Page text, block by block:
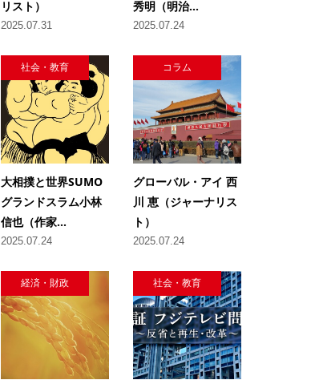
リスト）
2025.07.31
秀明（明治...
2025.07.24
社会・教育
大相撲と世界SUMO
グランドスラム小林
信也（作家...
2025.07.24
コラム
グローバル・アイ 西
川 恵（ジャーナリス
ト）
2025.07.24
経済・財政 社会・教育